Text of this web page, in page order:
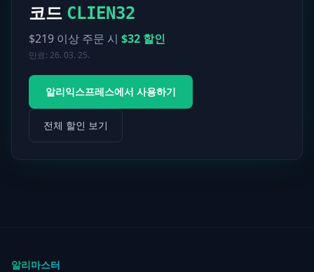
코드 CLIEN32
$219 이상 주문 시 $32 할인
만료: 26. 03. 25.
알리익스프레스에서 사용하기
전체 할인 보기
알리마스터